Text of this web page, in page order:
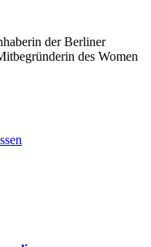
der Berliner
des Women